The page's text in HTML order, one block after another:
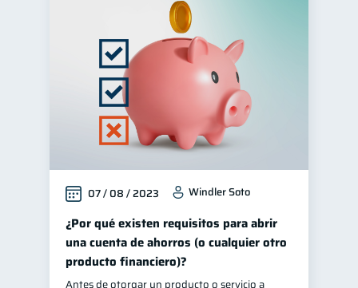
07 / 08 / 2023 Windler Soto
¿Por qué existen requisitos para abrir
una cuenta de ahorros (o cualquier otro
producto financiero)?
Antes de otorgar un producto o servicio a